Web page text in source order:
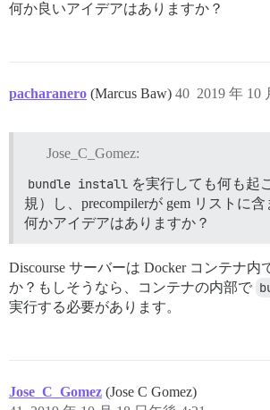
何か良いアイデアはありますか？
pacharanero (Marcus Baw) 2019 年 10
40
Jose_C_Gomez:
bundle install を実行しても何も起
規）し、precompilerが gem リストに含
何かアイデアはありますか？
Discourse サーバーは Docker コンテナ内
か？もしそうなら、コンテナの内部で
実行する必要があります。
Jose_C_Gomez (Jose C Gomez)